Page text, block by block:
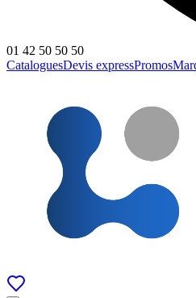
01 42 50 50 50
CataloguesDevis expressPromos